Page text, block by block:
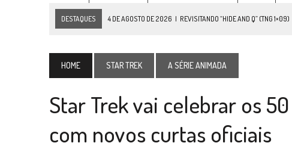
DESTAQUES 4 DE AGOSTO DE 2026 | REVISITANDO “HIDE AND Q” (TNG 1×09)
PARAMOUNT E CBS DERRUBAM NOVO VÍDEO DO
2 DE AGOSTO DE 2026 | TB AO VIVO | STAR TREK: STRANGE NEW WORLDS –
1 DE AGOSTO DE 2026 ELENCO DE STRANGE NEW WORLDS ENCARA O FIM DE
31 DE JULHO DE 2026 | BOX DELUXE DO ANO 5 DA COLEÇÃO TREK BRASILIS
HOME STAR TREK A SÉRIE ANIMADA
Star Trek vai celebrar os
com novos curtas oficiais